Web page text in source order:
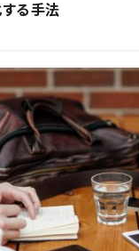
する手法